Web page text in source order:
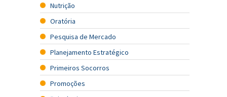
Nutrição
Oratória
Pesquisa de Mercado
Planejamento Estratégico
Primeiros Socorros
Promoções